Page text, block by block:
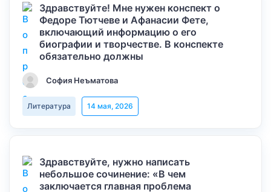
Здравствуйте! Мне нужен конспект о
Федоре Тютчеве и Афанасии Фете,
включающий информацию о его
биографии и творчестве. В конспекте
обязательно должны
София Неъматова
Литература 14 мая, 2026
Здравствуйте, нужно написать
небольшое сочинение: «В чем
заключается главная проблема